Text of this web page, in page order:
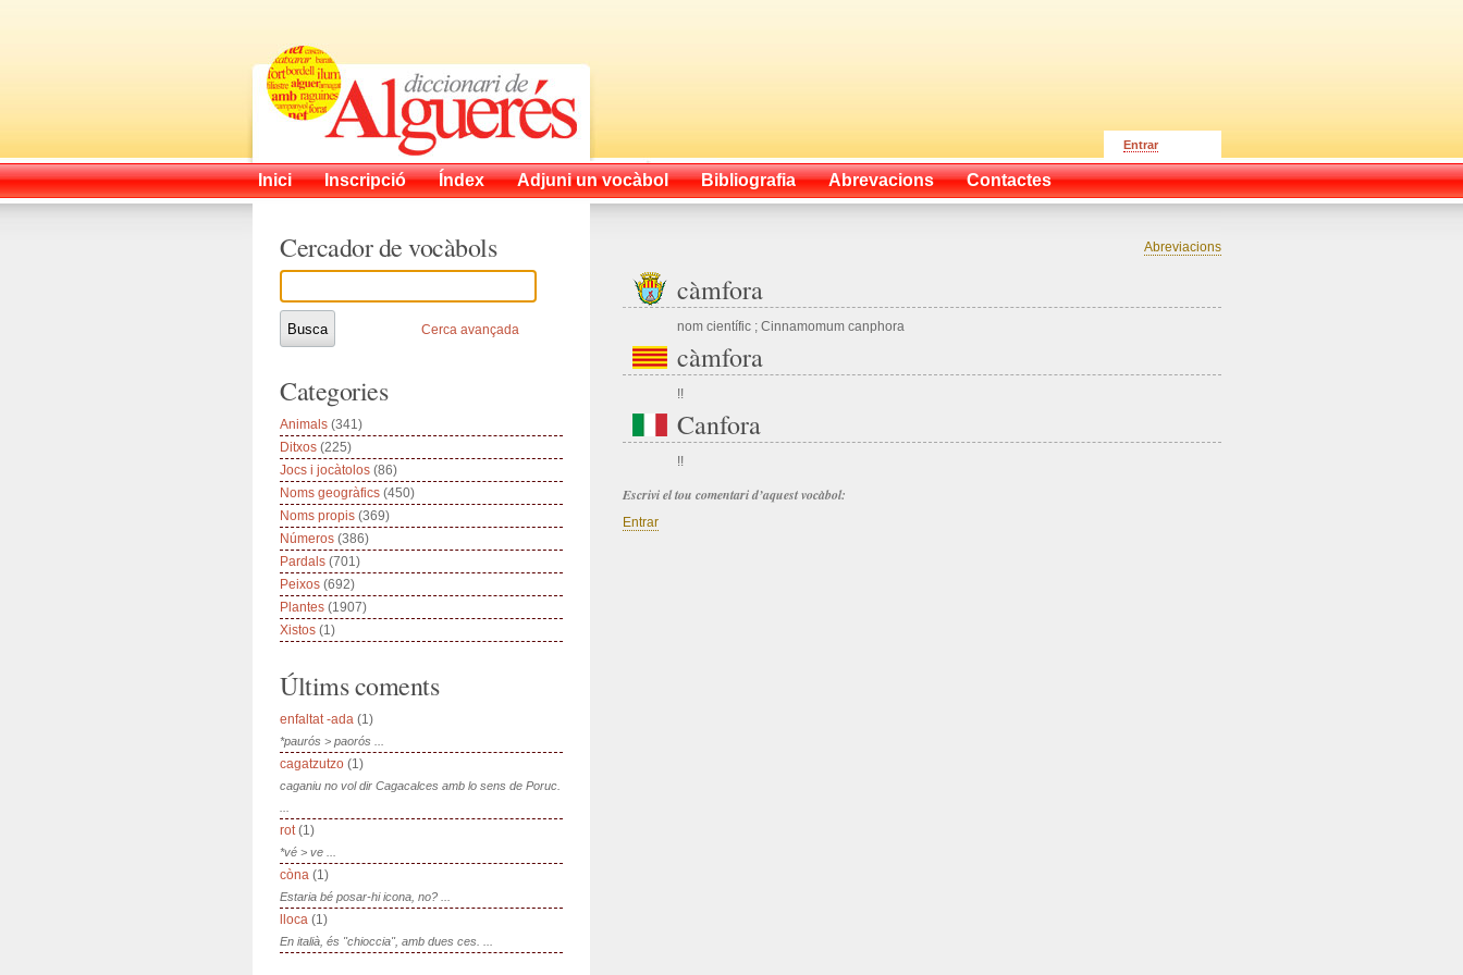
Entrar
Inici Inscripció Índex Adjuni un vocàbol Bibliografia Abrevacions Contactes
Abreviacions
càmfora
nom científic ; Cinnamomum canphora
càmfora
!!
Canfora
!!
Escrivi el tou comentari d’aquest vocàbol:
Entrar
Cercador de vocàbols
Cerca avançada
Categories
Animals (341)
Ditxos (225)
Jocs i jocàtolos (86)
Noms geogràfics (450)
Noms propis (369)
Números (386)
Pardals (701)
Peixos (692)
Plantes (1907)
Xistos (1)
Últims coments
enfaltat -ada (1)
*paurós > paorós ...
cagatzutzo (1)
caganiu no vol dir Cagacalces amb lo sens de Poruc.
rot(1)
*vé > ve ...
còna (1)
Estaria bé posar-hi icona, no? ...
lloca (1)
En italià, és "chioccia", amb dues ces. ...